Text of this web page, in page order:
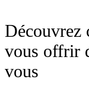
Découvrez
vous offrir
vous